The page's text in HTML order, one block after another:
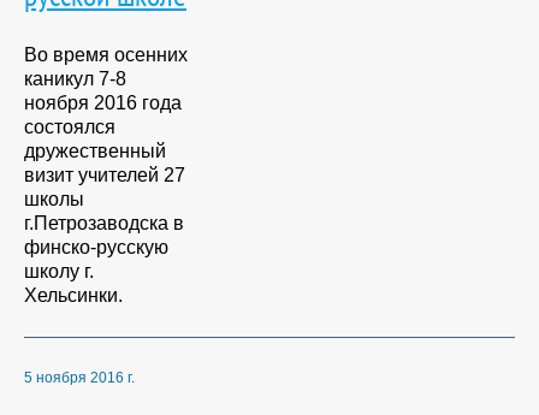
Во время осенних
каникул 7-8
ноября 2016 года
состоялся
дружественный
визит учителей 27
школы
г.Петрозаводска в
финско-русскую
школу г.
Хельсинки.
5 ноября 2016 г.